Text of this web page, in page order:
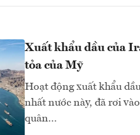
Xuất khẩu dầu của
tỏa của Mỹ
Hoạt động xuất khẩu
nhất nước này, đã rơi
quân...